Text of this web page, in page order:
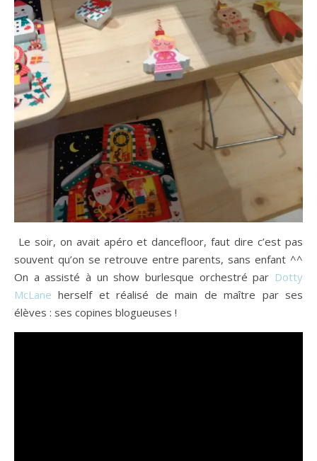
Le soir, on avait apéro et dancefloor, faut dire c’est pas
souvent qu’on se retrouve entre parents, sans enfant ^^
On a assisté à un show burlesque orchestré par Dotty
McLane herself et réalisé de main de maître par ses
élèves : ses copines blogueuses !